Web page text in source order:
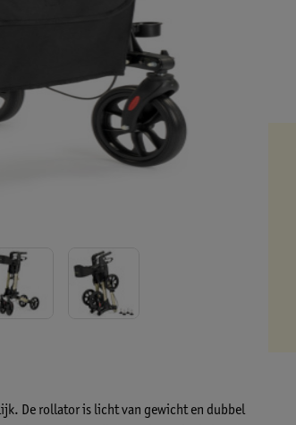
De rollator is licht van gewicht en dubbel